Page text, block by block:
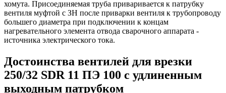
хомута. Присоединяемая труба приваривается к патрубку
вентиля муфтой с ЗН после приварки вентиля к трубопроводу
большего диаметра при подключении к концам
нагревательного элемента отвода сварочного аппарата -
источника электрического тока.
Достоинства вентилей для врезки
250/32 SDR 11 ПЭ 100 с удлиненным
выходным патрубком